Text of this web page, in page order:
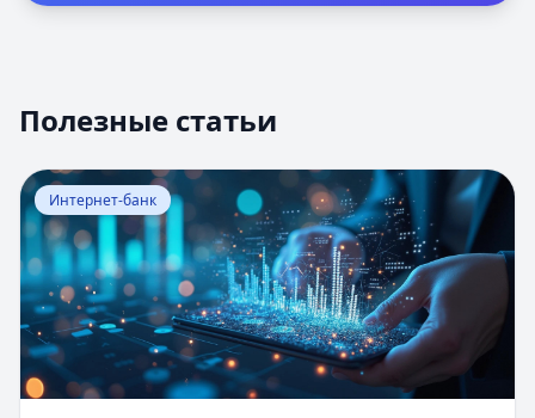
Полезные статьи
Перейти к статье:Оценка вероятности банкротства
Интернет-банк